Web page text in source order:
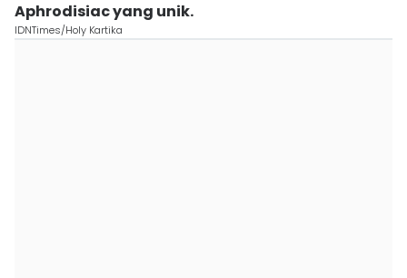
Aphrodisiac yang unik.
IDNTimes/Holy Kartika